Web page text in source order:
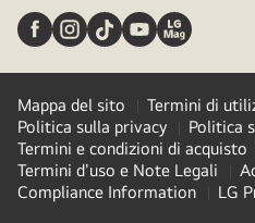
Mappa del sito
Termini di
Politica sulla privacy
Politica
Termini e condizioni di acquisto
Termini d'uso e Note Legali
Compliance Information
LG